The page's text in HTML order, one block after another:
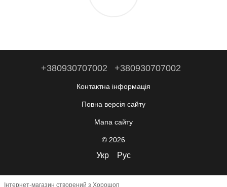
+380930707002 +380930707002
Контактна інформація
Повна версія сайту
Мапа сайту
© 2026
Укр Рус
Інтернет-магазин створений з Хорошоп